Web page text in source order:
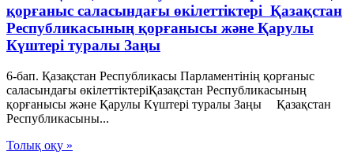
қорғаныс саласындағы өкілеттіктері Қазақстан
Республикасының қорғанысы және Қарулы
Күштері туралы Заңы
6-бап. Қазақстан Республикасы Парламентiнің қорғаныс
саласындағы өкілеттіктеріҚазақстан Республикасының
қорғанысы және Қарулы Күштері туралы Заңы Қазақстан
Республикасыны...
Толық оқу »